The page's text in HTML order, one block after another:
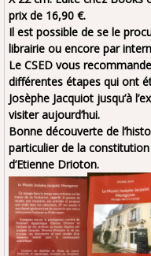
prix de 16,90 €.
Il est possible de se le
librairie ou encore par
Le CSED vous
différentes étapes qui ont
Josèphe Jacquiot jusqu’à
visiter aujourd’hui.
Bonne découverte de
particulier de la
d’Etienne Drioton.